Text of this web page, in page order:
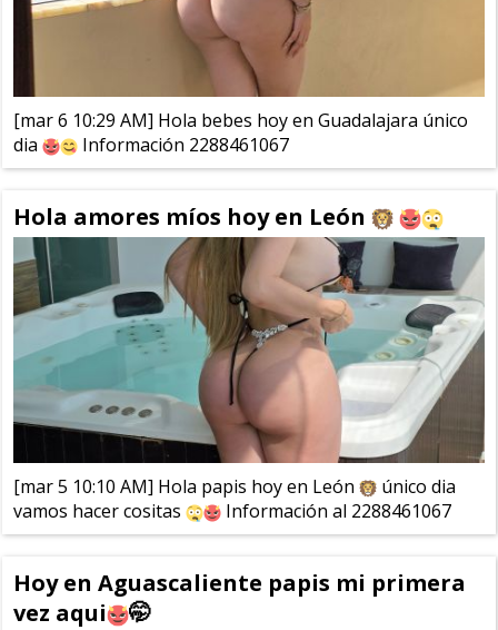
[mar 6 10:29 AM] Hola bebes hoy en Guadalajara único
dia
Información 2288461067
Hola amores míos hoy en León
[mar 5 10:10 AM] Hola papis hoy en León
único dia
vamos hacer cositas
Información al 2288461067
Hoy en Aguascaliente papis mi primera
vez aqui
🤭